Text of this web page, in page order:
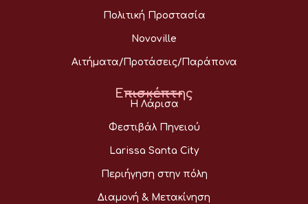
Πολιτική Προστασία
Novoville
Αιτήματα/Προτάσεις/Παράπονα
Επισκέπτης
Η Λάρισα
Φεστιβάλ Πηνειού
Larissa Santa City
Περιήγηση στην πόλη
Διαμονή & Μετακίνηση